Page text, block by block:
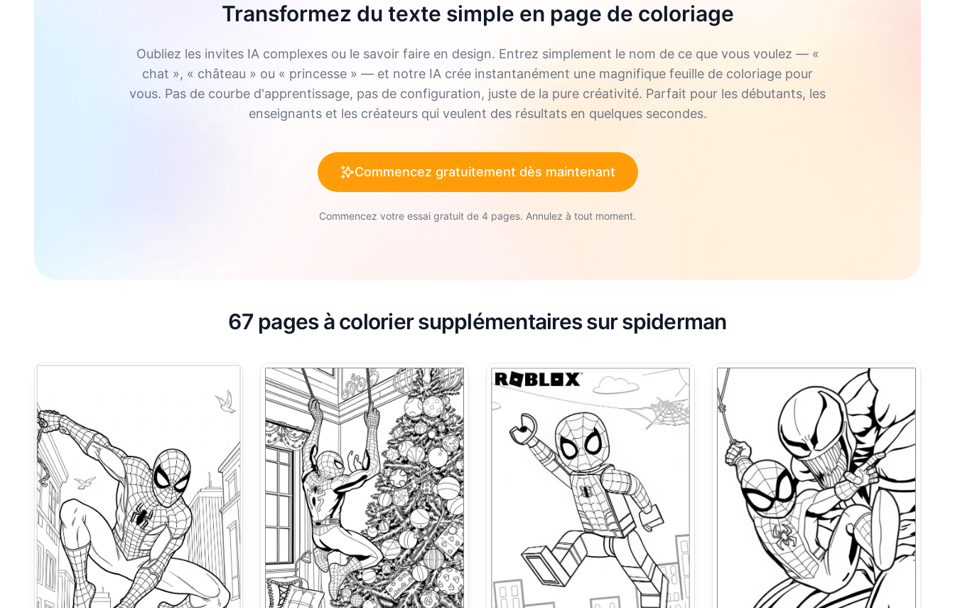
Transformez du texte simple en page de coloriage
Oubliez les invites IA complexes ou le savoir faire en design. Entrez simplement le nom de ce que vous voulez — «
chat », « château » ou « princesse » — et notre IA crée instantanément une magnifique feuille de coloriage pour
vous. Pas de courbe d'apprentissage, pas de configuration, juste de la pure créativité. Parfait pour les débutants, les
enseignants et les créateurs qui veulent des résultats en quelques secondes.
Commencez gratuitement dès maintenant
Commencez votre essai gratuit de 4 pages. Annulez à tout moment.
67 pages à colorier supplémentaires sur spiderman